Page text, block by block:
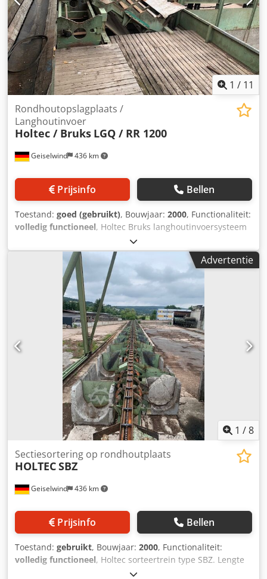
1 / 11
Geiselwind 436 km
Rondhoutopslagplaats /
Langhoutinvoer
Holtec / Bruks LGQ / RR 1200
Prijsinfo Bellen
Toestand: goed (gebruikt), Bouwjaar: 2000, Functionaliteit:
volledig functioneel, Holtec Bruks langhoutinvoersysteem
met wortelreducer, bestaande uit:
Dwarsinvoertransporteur met 6 kettingstrengen, gesplitste
aandrijving. Holtec hydraulische tredevenschuiver met
gesplitste aandrijving. Bruks wortelreducer type RR 1200
voor langhout – freestlengte 1200 mm. Dkedpewxck Asfx
Aa Djr Holtec zwaarlast transportband voor rondhout.
Afvoerschrapertransporteur en verdeelschroef.
Advertentie
1 /8
Geiselwind 436 km
Sectiesortering op rondhoutplaats
HOLTECSBZ
Prijsinfo Bellen
Toestand: gebruikt, Bouwjaar: 2000, Functionaliteit:
volledig functioneel, Holtec sorteertrein type SBZ. Lengte
94,5 m. 52 boxen. Dksdpfx Aew Ug Agoa Dor